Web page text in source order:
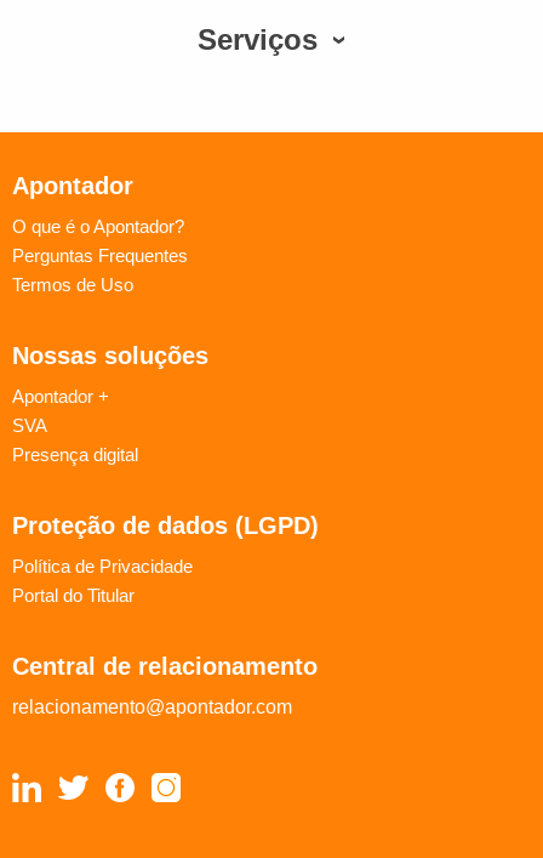
Serviços
Apontador
O que é o Apontador?
Perguntas Frequentes
Termos de Uso
Nossas soluções
Apontador +
SVA
Presença digital
Proteção de dados (LGPD)
Política de Privacidade
Portal do Titular
Central de relacionamento
relacionamento@apontador.com